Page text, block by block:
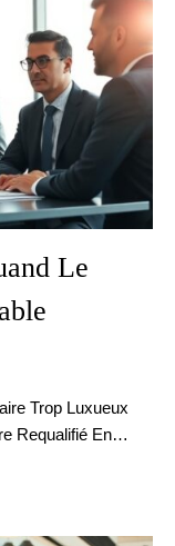
Le
Trop Luxueux
Requalifié En…